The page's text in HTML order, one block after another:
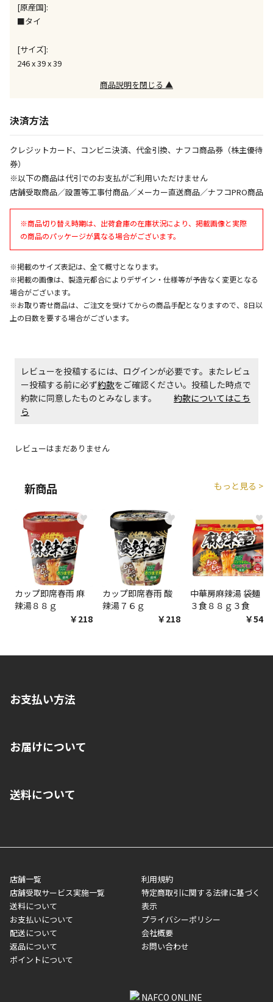
決定となります。
生する場合がございます。
[原産国]:
■タイ
[サイズ]:
246 x 39 x 39
商品説明を閉じる ▲
決済方法
クレジットカード、コンビニ決済、代金引換、ナフコ商品券（株主優待
券）
※以下の商品は代引でのお支払がご利用いただけません
店舗受取商品／設置等工事付商品／メーカー直送商品／ナフコPRO商品
※商品切り替え時期は、出荷倉庫の在庫状況により、掲載画像と実際
の商品のパッケージが異なる場合がございます。
※掲載のサイズ表記は、全て概寸となります。
※掲載の画像は、製造元都合によりデザイン・仕様等が予告なく変更となる
場合がございます。
※お取り寄せ商品は、ご注文を受けてからの商品手配となりますので、8日以
上の日数を要する場合がございます。
レビューを投稿するには、ログインが必要です。またレビュ
ー投稿する前に必ず約款をご確認ください。投稿した時点で
約款に同意したものとみなします。 約款についてはこち
ら
レビューはまだありません
新商品 もっと見る >
♥
カップ即席春雨 麻
辣湯８８ｇ
￥218
♥
カップ即席春雨 酸
辣湯７６ｇ
￥218
♥
中華房麻辣湯 袋麺
３食８８ｇ３食
￥548
お支払い方法
いいただくことはできません。ご了承ください。
■代金引換(代引)※手数料がかかります
■商品によっては一部決済方法が使用できない場合がございま
す。
お届けについて
ご注文が確認出来次第、1～4営業日に発送いたします。「お取り
業日にてお引渡しとなります。(離島などの場合、例外もあります)
メーカー直送品など一部商品については、その他商品との購入に
制限がかかる場合がございます。また発送日についても、通常と
異なる場合がございます。対象商品の説明ページをご確認くださ
い。
■店舗受取をご選択いただいた場合
ご注文が確認出来次第、お受取される店舗在庫を使用してご準備
をさせていただきます。店舗に在庫がない場合は店舗よりお取り
いただく場合がございます。店舗準備でのお渡しとなる為、商品
送料について
店舗一覧
店舗受取サービス実施一覧
送料について
お支払いについて
配送について
返品について
ポイントについて
利用規約
特定商取引に関する法律に基づく
表示
プライバシーポリシー
会社概要
お問い合わせ